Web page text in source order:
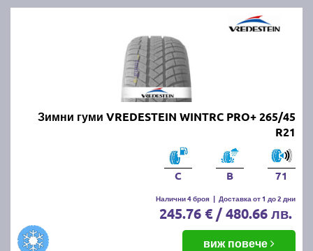
Зимни гуми VREDESTEIN WINTRC PRO+ 265/45
R21
C B 71
Налични 4 броя | Доставка от 1 до 2 дни
245.76 € / 480.66 лв.
виж повече